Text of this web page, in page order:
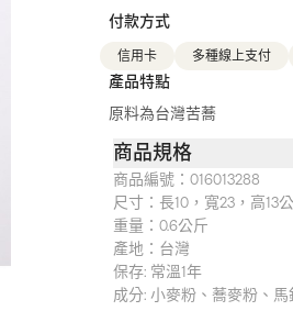
付款方式
信用卡 多種線上支付
產品特點
原料為台灣苦蕎
商品規格
商品編號： 016013288
尺寸： 長10，寬23，高13
重量： 0.6公斤
產地： 台灣
保存: 常溫1年
成分: 小麥粉、蕎麥粉、